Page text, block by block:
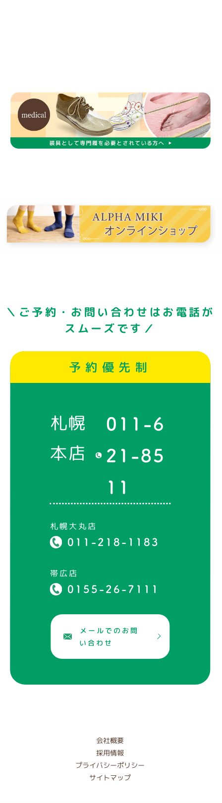
＼ご予約・お問い合わせはお電話が
スムーズです／
予約優先制
札幌
本店
011-6
21-85
11
札幌大丸店
011-218-1183
帯広店
0155-26-7111
メールでのお問
い合わせ
会社概要
採用情報
プライバシーポリシー
サイトマップ